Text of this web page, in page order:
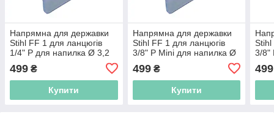
Напрямна для державки
Stihl FF 1 для ланцюгів
1/4" P для напилка Ø 3,2
мм, кріплення для шини
499 ₴
Купити
Напрямна для державки
Stihl FF 1 для ланцюгів
3/8" P Mini для напилка Ø
шини
499₴
Купити
Stihl
3/8"
499